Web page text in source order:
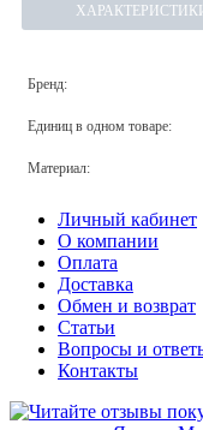
Бренд:
Единиц в одном товаре:
Материал:
Личный кабинет
О компании
Оплата
Доставка
Обмен и возврат
Статьи
Вопросы и
Контакты